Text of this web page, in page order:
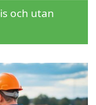
och utan